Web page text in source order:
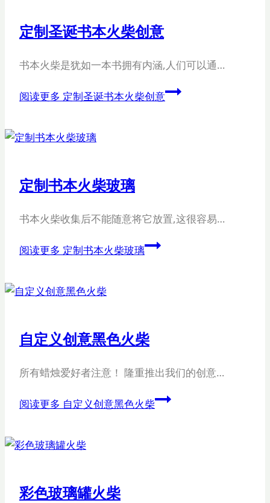
定制圣诞书本火柴创意
书本火柴是犹如一本书拥有内涵,人们可以通…
阅读更多 定制圣诞书本火柴创意
定制书本火柴玻璃
书本火柴收集后不能随意将它放置,这很容易…
阅读更多 定制书本火柴玻璃
自定义创意黑色火柴
所有蜡烛爱好者注意！ 隆重推出我们的创意…
阅读更多 自定义创意黑色火柴
彩色玻璃罐火柴